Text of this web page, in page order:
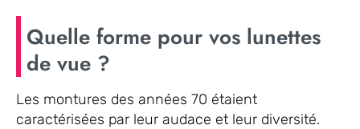
Quelle forme pour vos lunettes
de vue ?
Les montures des années 70 étaient
caractérisées par leur audace et leur diversité.